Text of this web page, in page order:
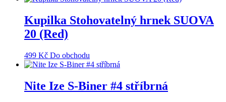
Kupilka Stohovatelný hrnek SUOVA
20 (Red)
499 Kč Do obchodu
Nite Ize S-Biner #4 stříbrná